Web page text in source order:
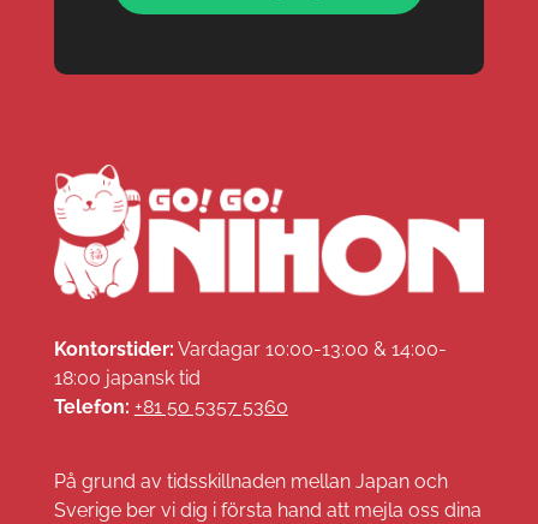
Kontorstider: Vardagar 10:00-13:00 & 14:00-
18:00 japansk tid
Telefon: +81 50 5357 5360
På grund av tidsskillnaden mellan Japan och
Sverige ber vi dig i första hand att mejla oss dina